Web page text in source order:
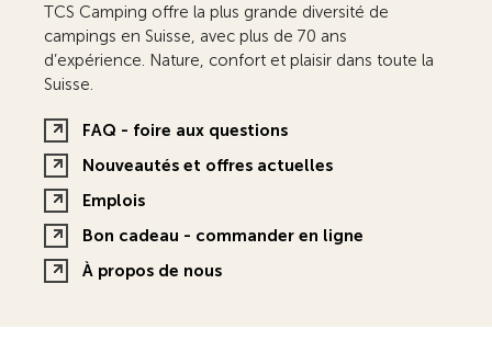
TCS Camping offre la plus grande diversité de
campings en Suisse, avec plus de 70 ans
d’expérience. Nature, confort et plaisir dans toute la
Suisse.
FAQ - foire aux questions
Nouveautés et offres actuelles
Emplois
Bon cadeau - commander en ligne
À propos de nous